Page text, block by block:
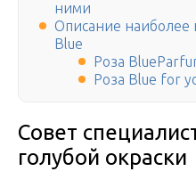
ними
Описание наиболее
Blue
Роза
Роза Blue for
Совет
голубой окраски